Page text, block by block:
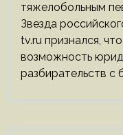
тяжелобольным
Звезда
tv.ru признался,
возможность
разбирательств с